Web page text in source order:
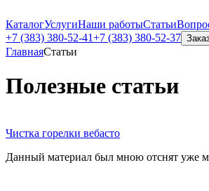
КаталогУслугиНаши работыСтатьи
+7 (383) 380-52-41+7 (383) 380-52-37
ГлавнаяСтатьи
Полезные статьи
Чистка горелки вебасто
Данный материал был мною отснят уже